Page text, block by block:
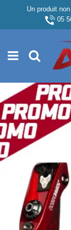
Un produit
05